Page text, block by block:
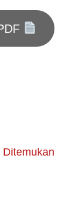
Ditemukan